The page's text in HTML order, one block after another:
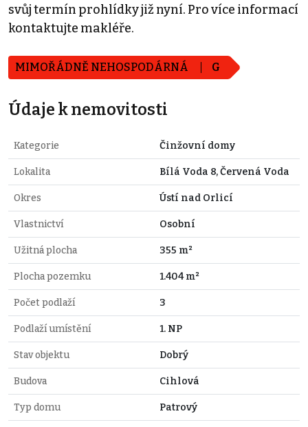
svůj termín prohlídky již nyní. Pro více informací
kontaktujte makléře.
MIMOŘÁDNĚ NEHOSPODÁRNÁ G
Údaje k nemovitosti
Kategorie Činžovní domy
Lokalita Bílá Voda 8, Červená Voda
Okres Ústí nad Orlicí
Vlastnictví Osobní
Užitná plocha 355 m²
Plocha pozemku 1.404 m²
Počet podlaží 3
Podlaží umístění 1. NP
Stav objektu Dobrý
Budova Cihlová
Typ domu Patrový